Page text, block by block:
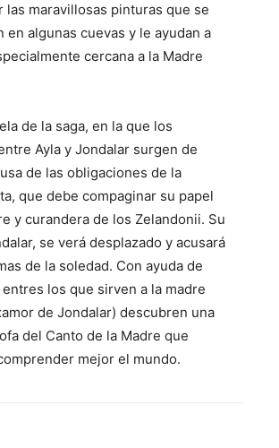
las maravillosas pinturas que se
en algunas cuevas y le ayudan a
cercana a la Madre
de la saga, en la que los
Ayla y Jondalar surgen de
de las obligaciones de la
que debe compaginar su papel
y curandera de los Zelandonii. Su
se verá desplazado y acusará
de la soledad. Con ayuda de
los que sirven a la madre
de Jondalar) descubren una
del Canto de la Madre que
mejor el mundo.